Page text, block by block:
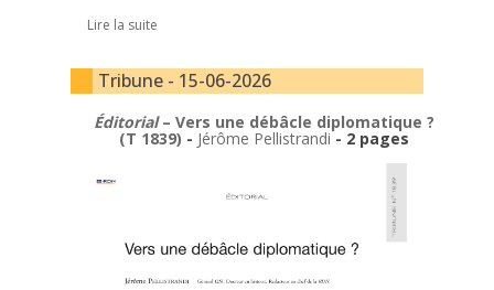
Lire la suite
Tribune - 15-06-2026
Éditorial– Vers une débâcle diplomatique ?
(T 1839) - Jérôme Pellistrandi- 2 pages